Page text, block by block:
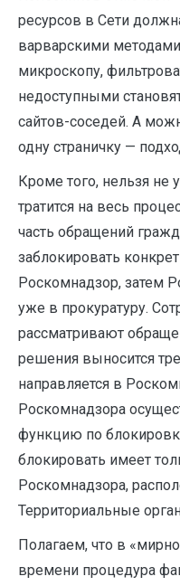
ресурсов в Сети
варварскими
микроскопу,
недоступными
сайтов-соседей. А
одну страничку —
Кроме того, нельзя не
тратится на весь
часть обращений
заблокировать
Роскомнадзор, затем
уже в прокуратуру.
рассматривают
решения выносится
направляется в
Роскомнадзора
функцию по
блокировать имеет
Роскомнадзора,
Территориальные
Полагаем, что в
времени процедура